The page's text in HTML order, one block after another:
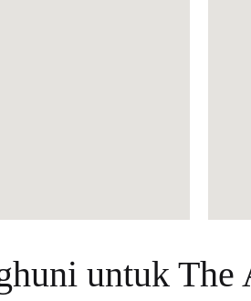
untuk The